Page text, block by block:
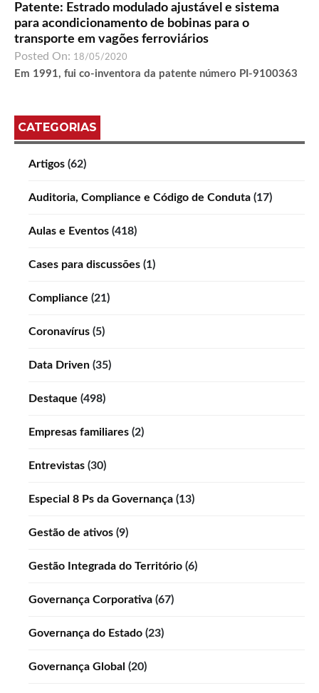
Patente: Estrado modulado ajustável e sistema
para acondicionamento de bobinas para o
transporte em vagões ferroviários
Posted On: 18/05/2020
Em 1991, fui co-inventora da patente número PI-9100363
CATEGORIAS
Artigos (62)
Auditoria, Compliance e Código de Conduta (17)
Aulas e Eventos (418)
Cases para discussões (1)
Compliance (21)
Coronavírus (5)
Data Driven (35)
Destaque (498)
Empresas familiares (2)
Entrevistas (30)
Especial 8 Ps da Governança (13)
Gestão de ativos (9)
Gestão Integrada do Território (6)
Governança Corporativa (67)
Governança do Estado (23)
Governança Global (20)